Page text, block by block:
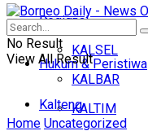
Regional
KALSEL
KALBAR
KALTIM
Headline
Hukum & Peristiwa
Kalteng
No Result
View All Result
Home Uncategorized